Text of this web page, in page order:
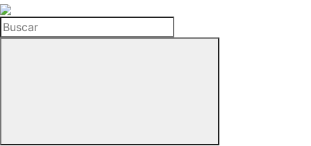
La
Hemeroteca
del
Buscar